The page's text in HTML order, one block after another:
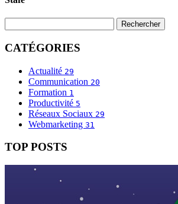
CATÉGORIES
Actualité 29
Communication 20
Formation 1
Productivité 5
Réseaux Sociaux 29
Webmarketing 31
TOP POSTS